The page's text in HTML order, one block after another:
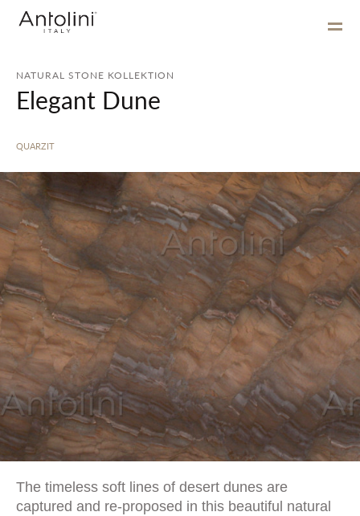
NATURAL STONE KOLLEKTION
Elegant Dune
QUARZIT
The timeless soft lines of desert dunes are
captured and re-proposed in this beautiful natural